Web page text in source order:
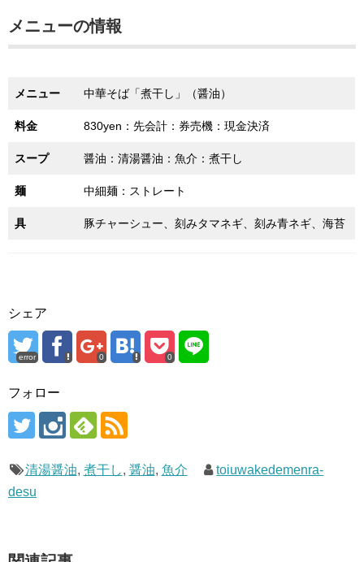
メニューの情報
メニュー 中華そば「煮干し」（醤油）
料金 830yen：先会計：券売機：現金決済
スープ 醤油：清湯醤油：魚介：煮干し
麺 中細麺：ストレート
具 豚チャーシュー、刻みタマネギ、刻み青ネギ、海苔
シェア
error 0 0
フォロー
清湯醤油, 煮干し, 醤油, 魚介
toiuwakedemenra-
desu